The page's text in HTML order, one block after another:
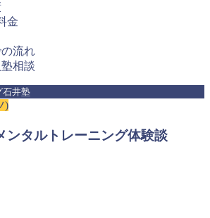
金
流れ
相談
)
ンタルトレーニング体験談